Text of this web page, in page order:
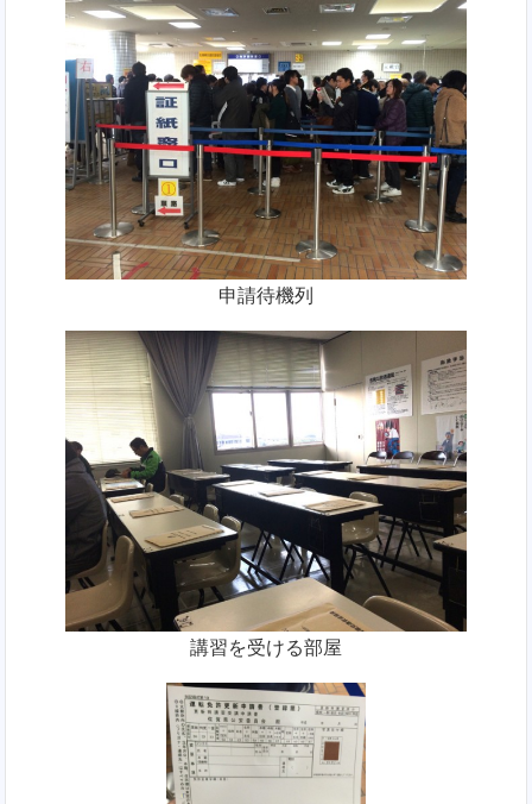
申請待機列
講習を受ける部屋